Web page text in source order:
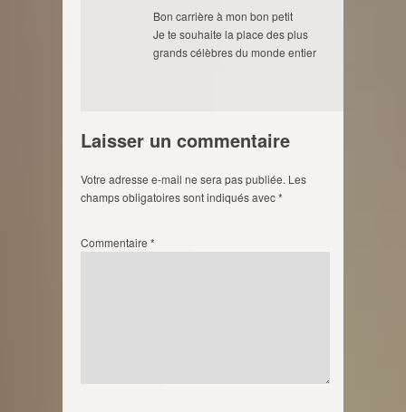
Bon carrière à mon bon petit
Je te souhaite la place des plus
grands célèbres du monde entier
Laisser un commentaire
Votre adresse e-mail ne sera pas publiée. Les
champs obligatoires sont indiqués avec*
Commentaire *